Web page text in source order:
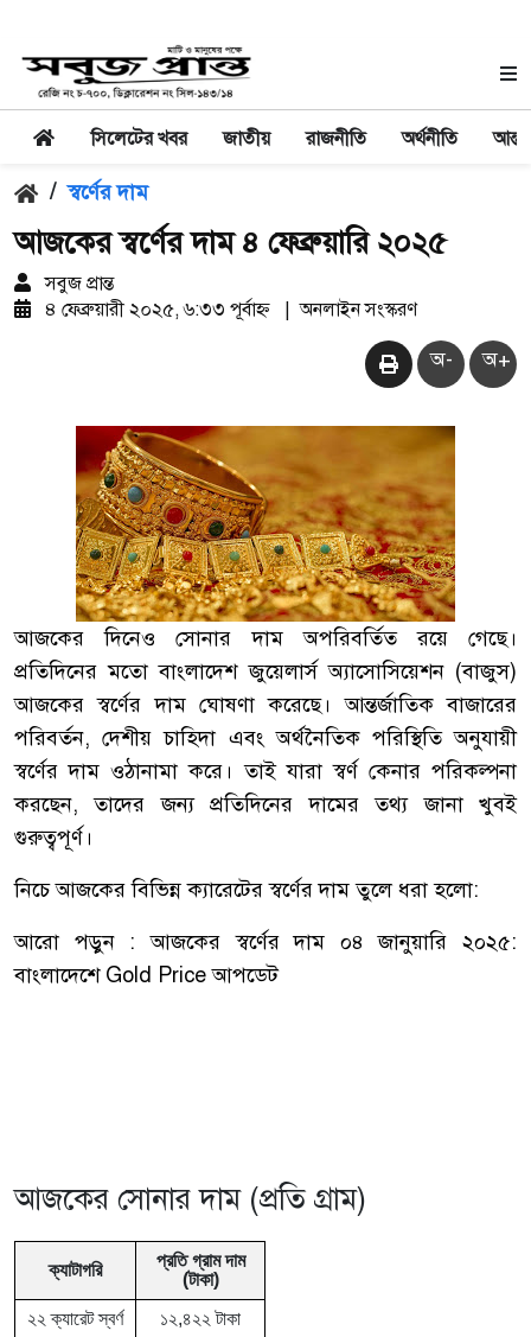
সিলেটের খবর জাতীয় রাজনীতি অর্থনীতি
/ স্বর্ণের দাম
আজকের স্বর্ণের দাম ৪ ফেব্রুয়ারি ২০২৫
সবুজ প্রান্ত
৪ ফেব্রুয়ারী ২০২৫, ৬:৩৩ পূর্বাহ্ন
অনলাইন সংস্করণ
অ- অ+
আজকের দিনেও সোনার দাম অপরিবর্তিত রয়ে গেছে।
প্রতিদিনের মতো বাংলাদেশ জুয়েলার্স অ্যাসোসিয়েশন (বাজুস)
আজকের স্বর্ণের দাম ঘোষণা করেছে। আন্তর্জাতিক বাজারের
পরিবর্তন, দেশীয় চাহিদা এবং অর্থনৈতিক পরিস্থিতি অনুযায়ী
স্বর্ণের দাম ওঠানামা করে। তাই যারা স্বর্ণ কেনার পরিকল্পনা
করছেন, তাদের জন্য প্রতিদিনের দামের তথ্য জানা খুবই
গুরুত্বপূর্ণ।
নিচে আজকের বিভিন্ন ক্যারেটের স্বর্ণের দাম তুলে ধরা হলো:
আরো পড়ুন :আজকের স্বর্ণের দাম ০৪ জানুয়ারি ২০২৫:
বাংলাদেশে Gold Price আপডেট
আজকের সোনার দাম (প্রতি গ্রাম)
ক্যাটাগরি
প্রতি গ্রাম দাম
(টাকা)
২২ ক্যারেট স্বর্ণ
১২,৪২২ টাকা